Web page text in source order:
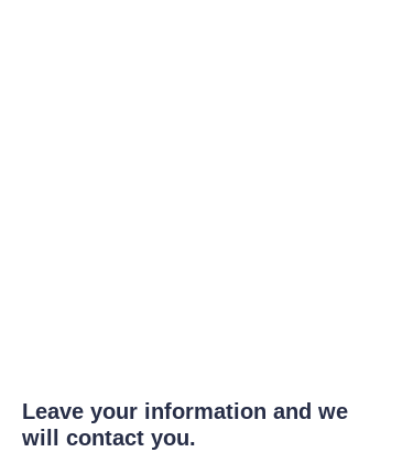
Leave your information and we
will contact you.